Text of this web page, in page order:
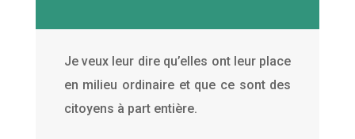
Je veux leur dire qu’elles ont leur place
en milieu ordinaire et que ce sont des
citoyens à part entière.